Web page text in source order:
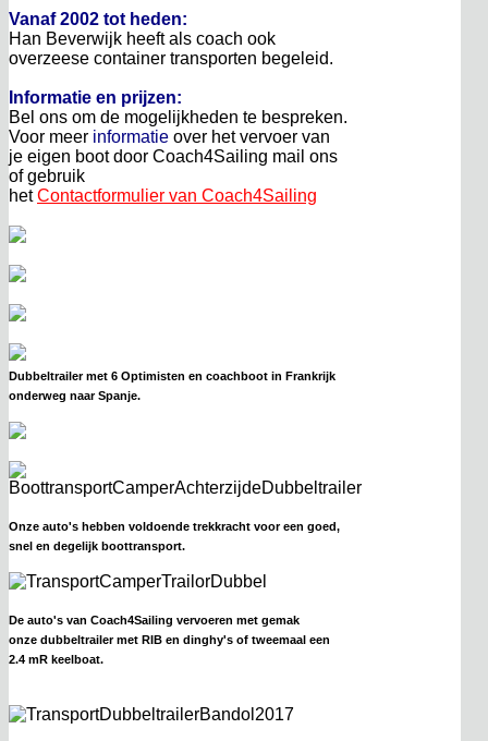
Vanaf 2002 tot heden:
Han Beverwijk heeft als coach ook
overzeese container transporten begeleid.
Informatie en prijzen:
Bel ons om de mogelijkheden te bespreken.
Voor meer informatie over het vervoer van
je eigen boot door Coach4Sailing mail ons
of gebruik
hetContactformulier van Coach4Sailing
Dubbeltrailer met 6 Optimisten en coachboot in Frankrijk
onderweg naar Spanje.
Onze auto's hebben voldoende trekkracht voor een goed,
snel en degelijk boottransport.
De auto's van Coach4Sailing vervoeren met gemak
onze dubbeltrailer met RIB en dinghy's of tweemaal een
2.4 mR keelboat.